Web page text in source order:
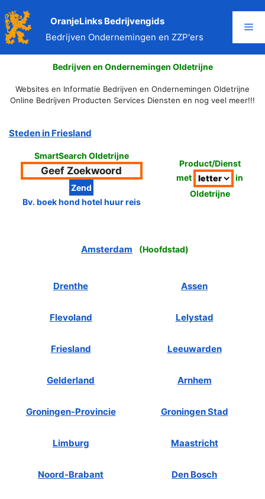
naar
de
inhoud
OranjeLinks Bedrijvengids
Bedrijven Ondernemingen en ZZP'ers
Bedrijven en Ondernemingen Oldetrijne
Websites en Informatie Bedrijven en Ondernemingen Oldetrijne
Online Bedrijven Producten Services Diensten en nog veel meer!!!
Steden in Friesland
SmartSearch Oldetrijne
Bv. boek hond hotel huur reis
Product/Dienst
met
in
Oldetrijne
Amsterdam (Hoofdstad)
Drenthe Assen
Flevoland Lelystad
Friesland Leeuwarden
Gelderland Arnhem
Groningen-Provincie Groningen Stad
Limburg Maastricht
Noord-Brabant Den Bosch